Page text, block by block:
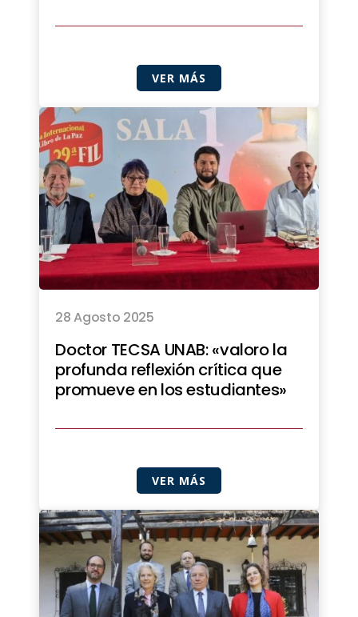
VER MÁS
28 Agosto 2025
Doctor TECSA UNAB: «valoro la
profunda reflexión crítica que
promueve en los estudiantes»
VER MÁS